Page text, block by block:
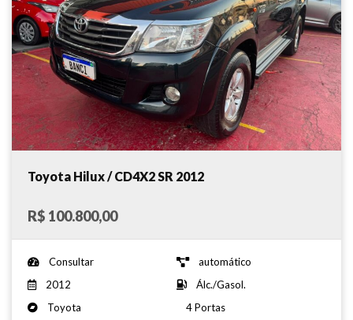
Toyota Hilux / CD4X2 SR 2012
R$ 100.800,00
Consultar
automático
2012
Álc./Gasol.
Toyota
4 Portas